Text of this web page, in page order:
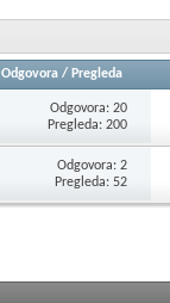
Odgovora / Pregleda
Odgovora: 20
Pregleda: 200
Odgovora: 2
Pregleda: 52